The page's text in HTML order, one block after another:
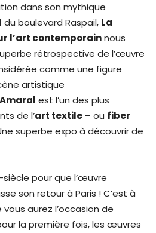
dans son mythique
du boulevard Raspail, La
l’art contemporainnous
rétrospective de l’œuvre
comme une figure
artistique
est l’un des plus
de l’art textile – ou fiber
superbe expo à découvrir de
siècle pour que l’œuvre
son retour à Paris ! C’est à
aurez l’occasion de
la première fois, les œuvres